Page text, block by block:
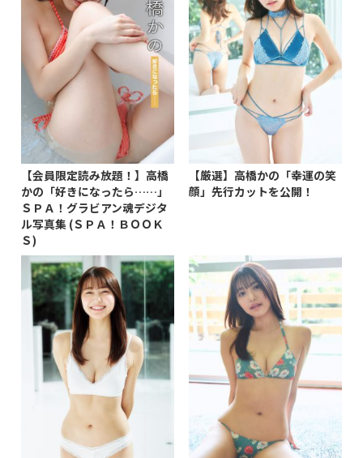
【会員限定読み放題！】高橋
かの「好きになったら……」
ＳＰＡ！グラビアン魂デジタ
ル写真集 (ＳＰＡ！ＢＯＯＫ
Ｓ)
【厳選】高橋かの「幸運の笑
顔」先行カットを公開！